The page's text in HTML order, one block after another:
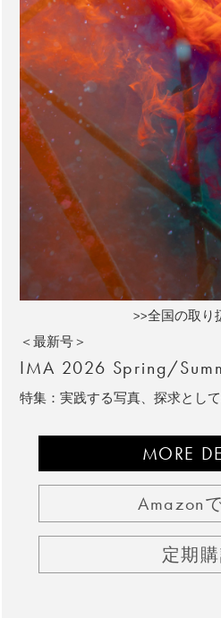
>>全国の取り
＜最新号＞
IMA 2026 Spring/
特集：実践する写真、探求とし
MORE
Amazon
定期